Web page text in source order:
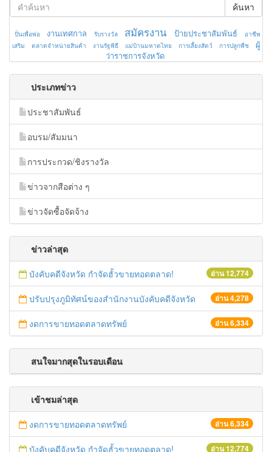
ค้นหา
ปั่นเพื่อพ่อ งานเทศกาล รับรางวัล สมัครงาน ป้ายประชาสัมพันธ์
อาชีพ
เสริม
ตลาดจำหน่ายสินค้า งานรัฐพิธี แม่บ้านมหาดไทย การเลี้ยงสัตว์ การปลูกพืช
ผู้
ว่าราชการจังหวัด
ประเภทข่าว
ประชาสัมพันธ์
อบรม/สัมมนา
การประกวด/ชิงรางวัล
ข่าวจากสือต่าง ๆ
ข่าวจัดซื้อจัดจ้าง
ข่าวล่าสุด
อ่าน 12,774
บังคับคดีจังหวัด กำจัดฮั้วขายทอดตลาด!
อ่าน 4,278
ปรับปรุงภูมิทัศน์ของสำนักงานบังคับคดีจังหวัด
อ่าน 6,334
งดการขายทอดตลาดทรัพย์
สนใจมากสุดในรอบเดือน
เข้าชมล่าสุด
อ่าน 6,334
งดการขายทอดตลาดทรัพย์
อ่าน 12,774
บังคับคดีจังหวัด กำจัดฮั้วขายทอดตลาด!